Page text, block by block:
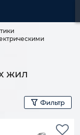
жил
Фильтр